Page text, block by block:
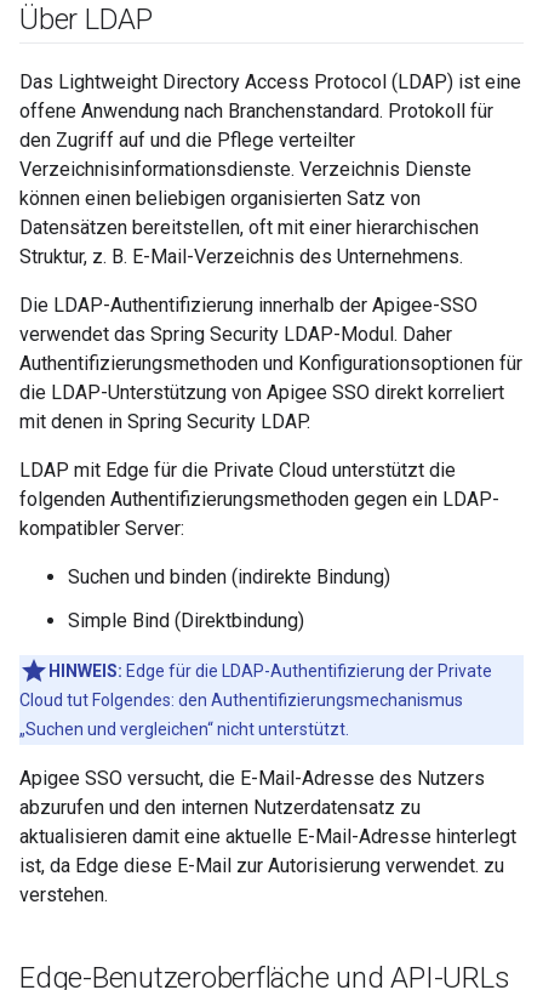
Über LDAP
Das Lightweight Directory Access Protocol (LDAP) ist eine
offene Anwendung nach Branchenstandard. Protokoll für
den Zugriff auf und die Pflege verteilter
Verzeichnisinformationsdienste. Verzeichnis Dienste
können einen beliebigen organisierten Satz von
Datensätzen bereitstellen, oft mit einer hierarchischen
Struktur, z. B. E-Mail-Verzeichnis des Unternehmens.
Die LDAP-Authentifizierung innerhalb der Apigee-SSO
verwendet das Spring Security LDAP-Modul. Daher
Authentifizierungsmethoden und Konfigurationsoptionen für
die LDAP-Unterstützung von Apigee SSO direkt korreliert
mit denen in Spring Security LDAP.
LDAP mit Edge für die Private Cloud unterstützt die
folgenden Authentifizierungsmethoden gegen ein LDAP-
kompatibler Server:
Suchen und binden (indirekte Bindung)
Simple Bind (Direktbindung)
HINWEIS: Edge für die LDAP-Authentifizierung der Private
Cloud tut Folgendes: den Authentifizierungsmechanismus
„Suchen und vergleichen“ nicht unterstützt.
Apigee SSO versucht, die E-Mail-Adresse des Nutzers
abzurufen und den internen Nutzerdatensatz zu
aktualisieren damit eine aktuelle E-Mail-Adresse hinterlegt
ist, da Edge diese E-Mail zur Autorisierung verwendet. zu
verstehen.
Edge-Benutzeroberfläche und API-URLs